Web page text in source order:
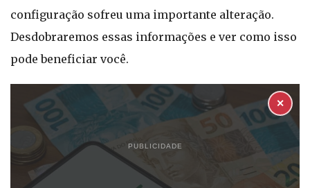
configuração sofreu uma importante alteração.
Desdobraremos essas informações e ver como isso
pode beneficiar você.
PUBLICIDADE
✕